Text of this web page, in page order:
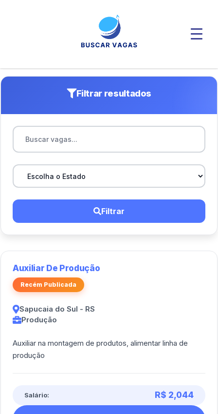
Filtrar resultados
Filtrar
Auxiliar De Produção
Recém Publicada
Sapucaia do Sul - RS
Produção
Auxiliar na montagem de produtos, alimentar linha de
produção
Salário: R$ 2,044